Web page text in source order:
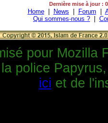
Dernière mise à jour :
Home| News | Forum |
Qui sommes-nous ? |
pour Mozilla
police
ici et de